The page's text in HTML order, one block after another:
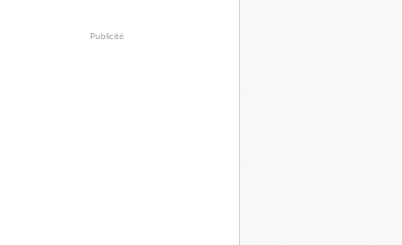
Publicité